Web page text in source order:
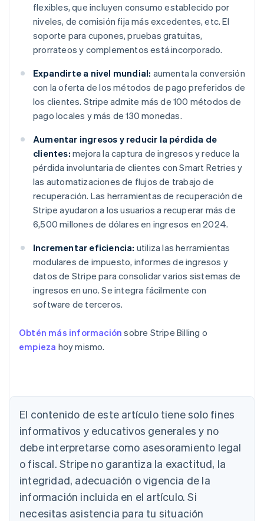
flexibles, que incluyen consumo establecido por
niveles, de comisión fija más excedentes, etc. El
soporte para cupones, pruebas gratuitas,
prorrateos y complementos está incorporado.
Expandirte a nivel mundial: aumenta la conversión
con la oferta de los métodos de pago preferidos de
los clientes. Stripe admite más de 100 métodos de
pago locales y más de 130 monedas.
Aumentar ingresos y reducir la pérdida de
clientes: mejora la captura de ingresos y reduce la
pérdida involuntaria de clientes con Smart Retries y
las automatizaciones de flujos de trabajo de
recuperación. Las herramientas de recuperación de
Stripe ayudaron a los usuarios a recuperar más de
6,500 millones de dólares en ingresos en 2024.
Incrementar eficiencia: utiliza las herramientas
modulares de impuesto, informes de ingresos y
datos de Stripe para consolidar varios sistemas de
ingresos en uno. Se integra fácilmente con
software de terceros.
Obtén más información sobre Stripe Billing o
empieza hoy mismo.
El contenido de este artículo tiene solo fines
informativos y educativos generales y no
debe interpretarse como asesoramiento legal
o fiscal. Stripe no garantiza la exactitud, la
integridad, adecuación o vigencia de la
información incluida en el artículo. Si
necesitas asistencia para tu situación
Alemania
Australia
English
Austria
Deutsch English
Bélgica
NederlandsFrançaisDeutschEnglish